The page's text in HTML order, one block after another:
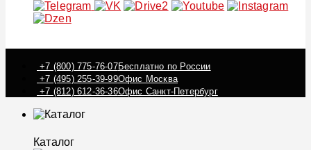
+7 (800) 775-76-07Бесплатно по России
+7 (495) 255-39-99Офис Москва
+7 (812) 612-36-36Офис Санкт-Петербург
Каталог